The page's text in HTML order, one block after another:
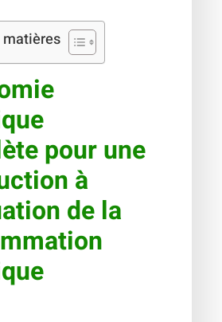
pour une
à
de la